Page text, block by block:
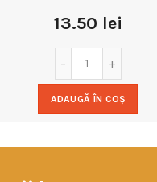
13.50 lei
ADAUGĂ ÎN COȘ